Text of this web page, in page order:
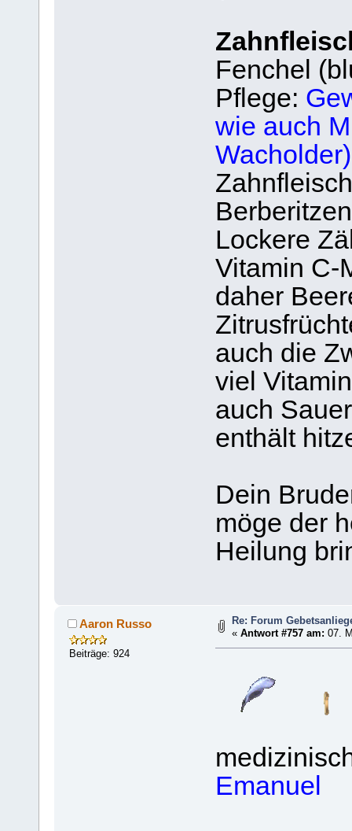
Fenchel
Pflege:
wie auch
Wacholder)
Lockere
Vitamin C-
daher
auch die
viel
auch
enthält
Dein
möge der
Heilung
Aaron Russo
Beiträge: 924
Re: Forum
«Antwort #757 am: 07.
Emanuel